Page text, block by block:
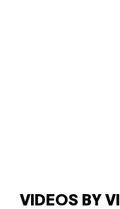
VIDEOS BY